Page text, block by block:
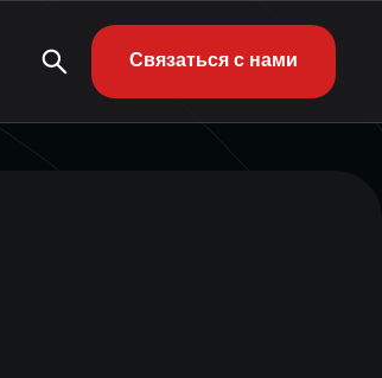
Связаться с нами